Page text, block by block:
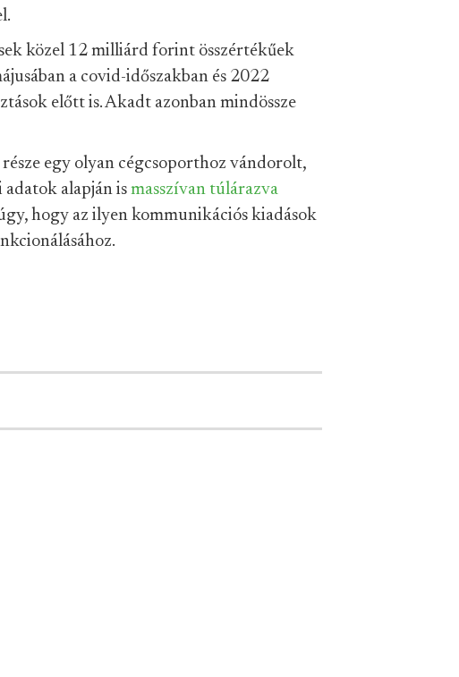
közel 12 milliárd forint összértékűek
a covid-időszakban és 2022
előtt is. Akadt azonban mindössze
egy olyan cégcsoporthoz vándorolt,
adatok alapján is masszívan túlárazva
hogy az ilyen kommunikációs kiadások